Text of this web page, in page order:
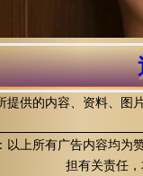
提供的内容、资料、图
以上所有广告内容均为
担有关责任，